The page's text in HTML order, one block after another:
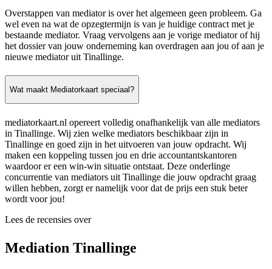
Overstappen van mediator is over het algemeen geen probleem. Ga
wel even na wat de opzegtermijn is van je huidige contract met je
bestaande mediator. Vraag vervolgens aan je vorige mediator of hij
het dossier van jouw onderneming kan overdragen aan jou of aan je
nieuwe mediator uit Tinallinge.
Wat maakt Mediatorkaart speciaal?
mediatorkaart.nl opereert volledig onafhankelijk van alle mediators
in Tinallinge. Wij zien welke mediators beschikbaar zijn in
Tinallinge en goed zijn in het uitvoeren van jouw opdracht. Wij
maken een koppeling tussen jou en drie accountantskantoren
waardoor er een win-win situatie ontstaat. Deze onderlinge
concurrentie van mediators uit Tinallinge die jouw opdracht graag
willen hebben, zorgt er namelijk voor dat de prijs een stuk beter
wordt voor jou!
Lees de recensies over
Mediation Tinallinge